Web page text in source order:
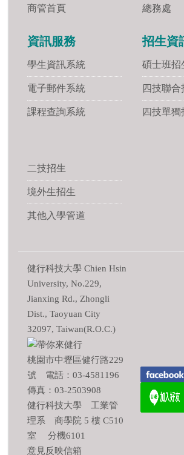
商管首頁 總務處
資訊服務
學生資訊系統
電子郵件系統
課程查詢系統
招生資
碩士班招
四技聯合
四技單獨
二技招生
境外生招生
其他入學管道
健行科技大學 Chien Hsin
University, No.229,
Jianxing Rd., Zhongli
Dist., Taoyuan City
32097, Taiwan(R.O.C.)
桃園市中壢區健行路229
號 電話：03-4581196
傳真：03-2503908
健行科技大學 工業管
理系 商學院 5 樓 C510
室 分機6101
意見反映信箱